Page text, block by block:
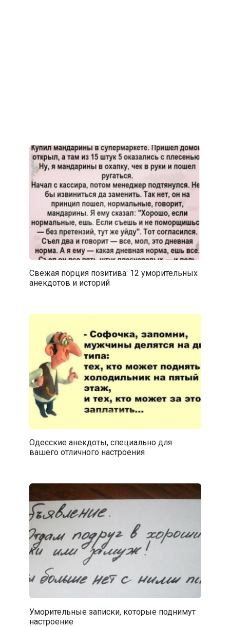
Свежая порция позитива: 12 уморительных
анекдотов и историй
Одесские анекдоты, специально для
вашего отличного настроения
Уморительные записки, которые поднимут
настроение